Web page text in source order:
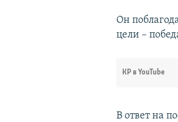
Он
цели –
КР в YouTube
В ответ на